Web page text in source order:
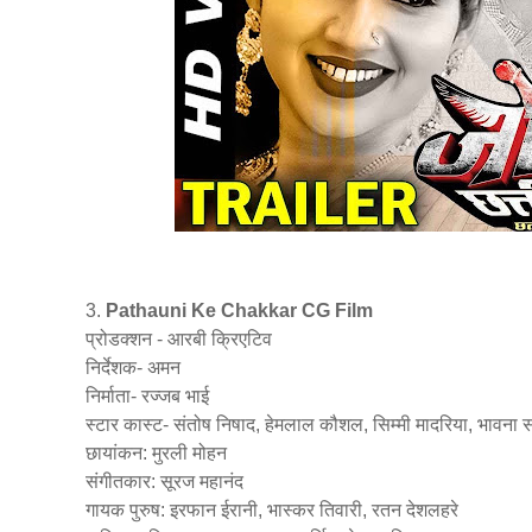
3. Pathauni Ke Chakkar CG Film
प्रोडक्शन - आरबी क्रिएटिव
निर्देशक- अमन
निर्माता- रज्जब भाई
स्टार कास्ट- संतोष निषाद, हेमलाल कौशल, सिम्मी मादरिया, भावना
छायांकन: मुरली मोहन
संगीतकार: सूरज महानंद
गायक पुरुष: इरफान ईरानी, भास्कर तिवारी, रतन देशलहरे